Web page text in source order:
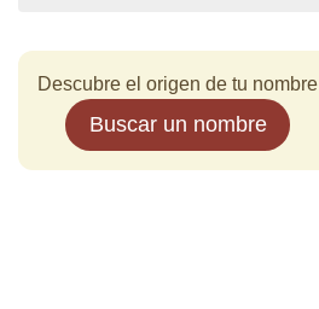
Descubre el origen de tu nombre
Buscar un nombre